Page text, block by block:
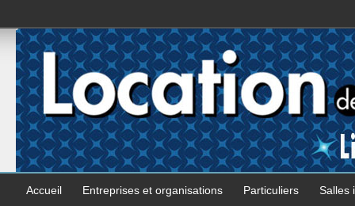
Accueil Entreprises et organisations Particuliers Salles